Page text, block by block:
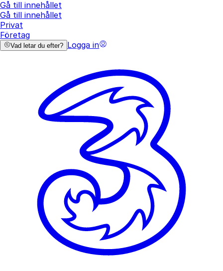
Gå till innehållet
Gå till innehållet
Privat
Företag
Vad letar du efter? Logga in